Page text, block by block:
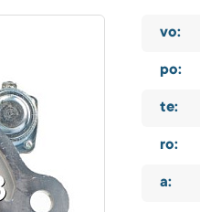
vo:
po:
te:
ro:
a: